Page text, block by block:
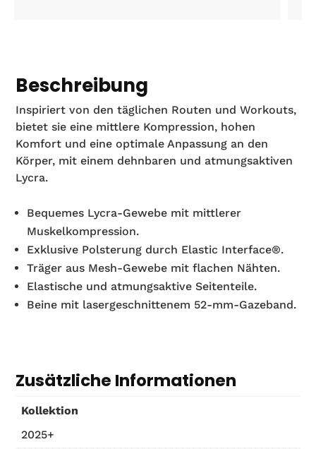
Beschreibung
Inspiriert von den täglichen Routen und Workouts,
bietet sie eine mittlere Kompression, hohen
Komfort und eine optimale Anpassung an den
Körper, mit einem dehnbaren und atmungsaktiven
Lycra.
Bequemes Lycra-Gewebe mit mittlerer
Muskelkompression.
Exklusive Polsterung durch Elastic Interface®.
Träger aus Mesh-Gewebe mit flachen Nähten.
Elastische und atmungsaktive Seitenteile.
Beine mit lasergeschnittenem 52-mm-Gazeband.
Zusätzliche Informationen
Kollektion
2025+